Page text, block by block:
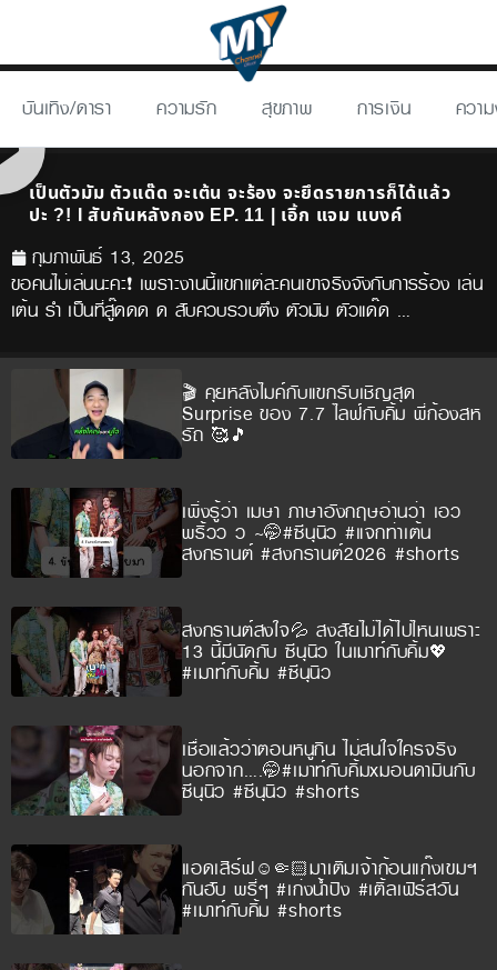
บันเทิง/ดารา ความรัก สุขภาพ การเงิน ควา
เป็นตัวมัม ตัวแด๊ด จะเต้น จะร้อง จะยึดรายการก็ได้แล้ว
ปะ ?! I สับกันหลังกอง EP. 11 | เอิ้ก แจม แบงค์
กุมภาพันธ์ 13, 2025
ขอคนไม่เล่นนะคะ❗ เพราะงานนี้แขกแต่ละคนเขาจริงจังกับการร้อง เล่น
เต้น รำ เป็นที่สู๊ดดด ด สับควบรวบตึง ตัวมัม ตัวแด๊ด …
🎬 คุยหลังไมค์กับแขกรับเชิญสุด
Surprise ของ 7.7 ไลฟ์กับคิ้ม พี่ก้องสห
รัถ 🥰🎵
เพิ่งรู้ว่า เมษา ภาษาอังกฤษอ่านว่า เอว
พริ้วว ว ~🤭#ซีนุนิว #แจกท่าเต้น
สงกรานต์ #สงกรานต์2026 #shorts
สงกรานต์สงใจ💦 สงสัยไม่ได้ไปไหนเพราะ
13 นี้มีนัดกับ ซีนุนิว ในเมาท์กับคิ้ม💖
#เมาท์กับคิ้ม #ซีนุนิว
เชื่อแล้วว่าตอนหนูกิน ไม่สนใจใครจริง
นอกจาก….🤭#เมาท์กับคิ้มxมอนดามินกับ
ซีนุนิว #ซีนุนิว #shorts
แอดเสิร์ฟ☺️🤏🏻มาเติมเจ้าก้อนแก๊งเขมฯ
กันฮับ พรี่ๆ #เก่งน้ำปิง #เติ้ลเฟิร์สวัน
#เมาท์กับคิ้ม #shorts